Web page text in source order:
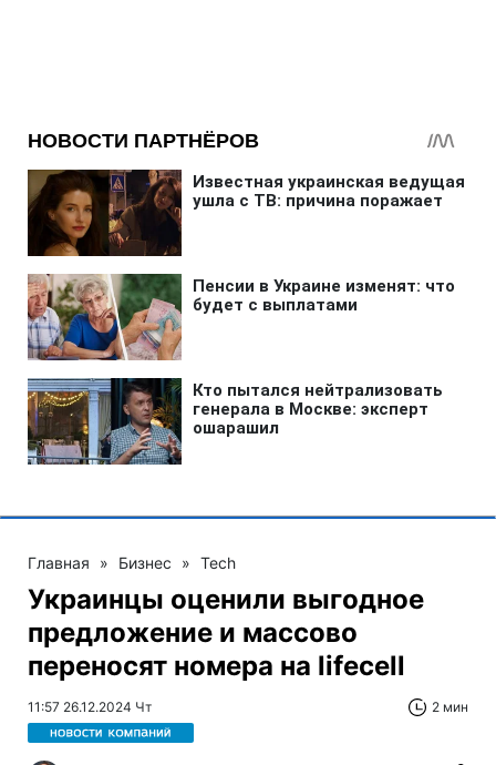
Главная » Бизнес » Tech
Украинцы оценили выгодное
предложение и массово
переносят номера на lifecell
11:57 26.12.2024 Чт 2 мин